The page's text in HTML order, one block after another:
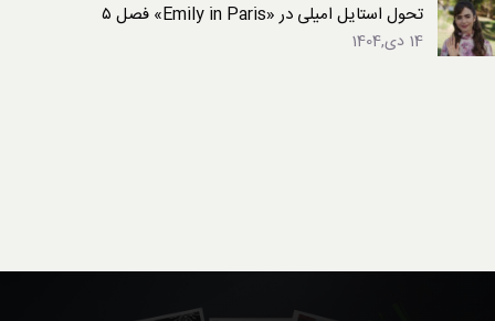
تحول استایل امیلی در «Emily in Paris» فصل ۵
14 دی,1404